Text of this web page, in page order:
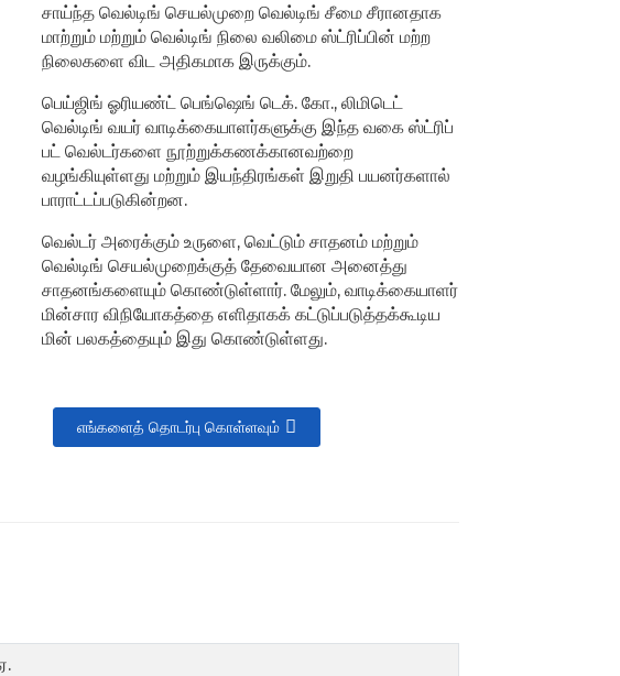
சாய்ந்த வெல்டிங் செயல்முறை வெல்டிங் சீமை சீரானதாக
மாற்றும் மற்றும் வெல்டிங் நிலை வலிமை ஸ்ட்ரிப்பின் மற்ற
நிலைகளை விட அதிகமாக இருக்கும்.
பெய்ஜிங் ஓரியண்ட் பெங்ஷெங் டெக். கோ., லிமிடெட்
வெல்டிங் வயர் வாடிக்கையாளர்களுக்கு இந்த வகை ஸ்ட்ரிப்
பட் வெல்டர்களை நூற்றுக்கணக்கானவற்றை
வழங்கியுள்ளது மற்றும் இயந்திரங்கள் இறுதி பயனர்களால்
பாராட்டப்படுகின்றன.
வெல்டர் அரைக்கும் உருளை, வெட்டும் சாதனம் மற்றும்
வெல்டிங் செயல்முறைக்குத் தேவையான அனைத்து
சாதனங்களையும் கொண்டுள்ளார். மேலும், வாடிக்கையாளர்
மின்சார விநியோகத்தை எளிதாகக் கட்டுப்படுத்தக்கூடிய
மின் பலகத்தையும் இது கொண்டுள்ளது.
எங்களைத் தொடர்பு கொள்ளவும்